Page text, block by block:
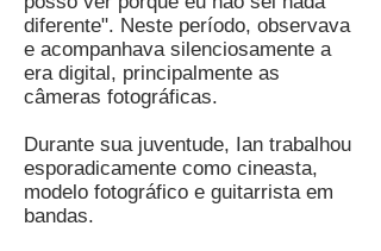
diferente". Neste período, observava
e acompanhava silenciosamente a
era digital, principalmente as
câmeras fotográficas.
Durante sua juventude, Ian trabalhou
esporadicamente como cineasta,
modelo fotográfico e guitarrista em
bandas.